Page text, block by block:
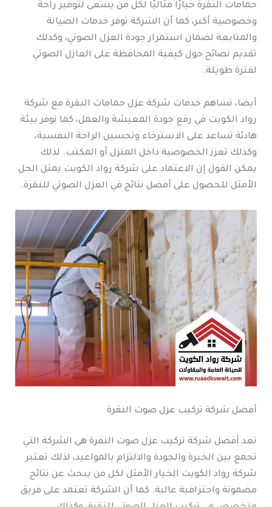
حمامات النقرة خيارًا مثاليًا لكل من يسعى لتوفير راحة
وخصوصية أكبر، كما أن الشركة توفر خدمات الصيانة
والمتابعة لضمان استمرار جودة العزل الصوتي، وكذلك
تقديم نصائح حول كيفية المحافظة على العازل الصوتي
لفترة طويلة.
أيضا، تساهم خدمات شركة عزل حمامات النقرة مع شركة
رواد الكويت في رفع جودة المعيشة والعمل، كما توفر بيئة
هادئة تساعد على الاسترخاء وتحسين الراحة النفسية،
وكذلك تعزز الخصوصية داخل المنزل أو المكتب. لذلك
يمكن القول إن الاعتماد على شركة رواد الكويت يمثل الحل
الأمثل للحصول على أفضل نتائج في العزل الصوتي للنقرة.
أفضل شركة تركيب عزل صوت النقرة
تعد أفضل شركة تركيب عزل صوت النقرة هي الشركة التي
تجمع بين الخبرة والجودة والالتزام بالمواعيد، لذلك تعتبر
شركة رواد الكويت الخيار الأمثل لكل من يبحث عن نتائج
مضمونة واحترافية عالية. كما أن الشركة تعتمد على فريق